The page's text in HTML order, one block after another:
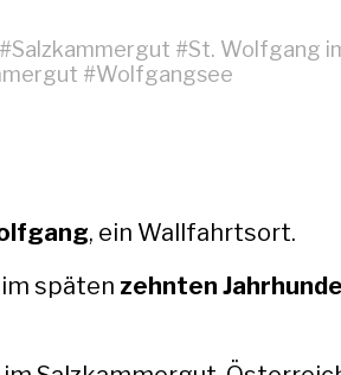
#Salzkammergut #St. Wolfgang
#Wolfgangsee
, ein Wall­fahrt­sort.
im späten zehn­ten